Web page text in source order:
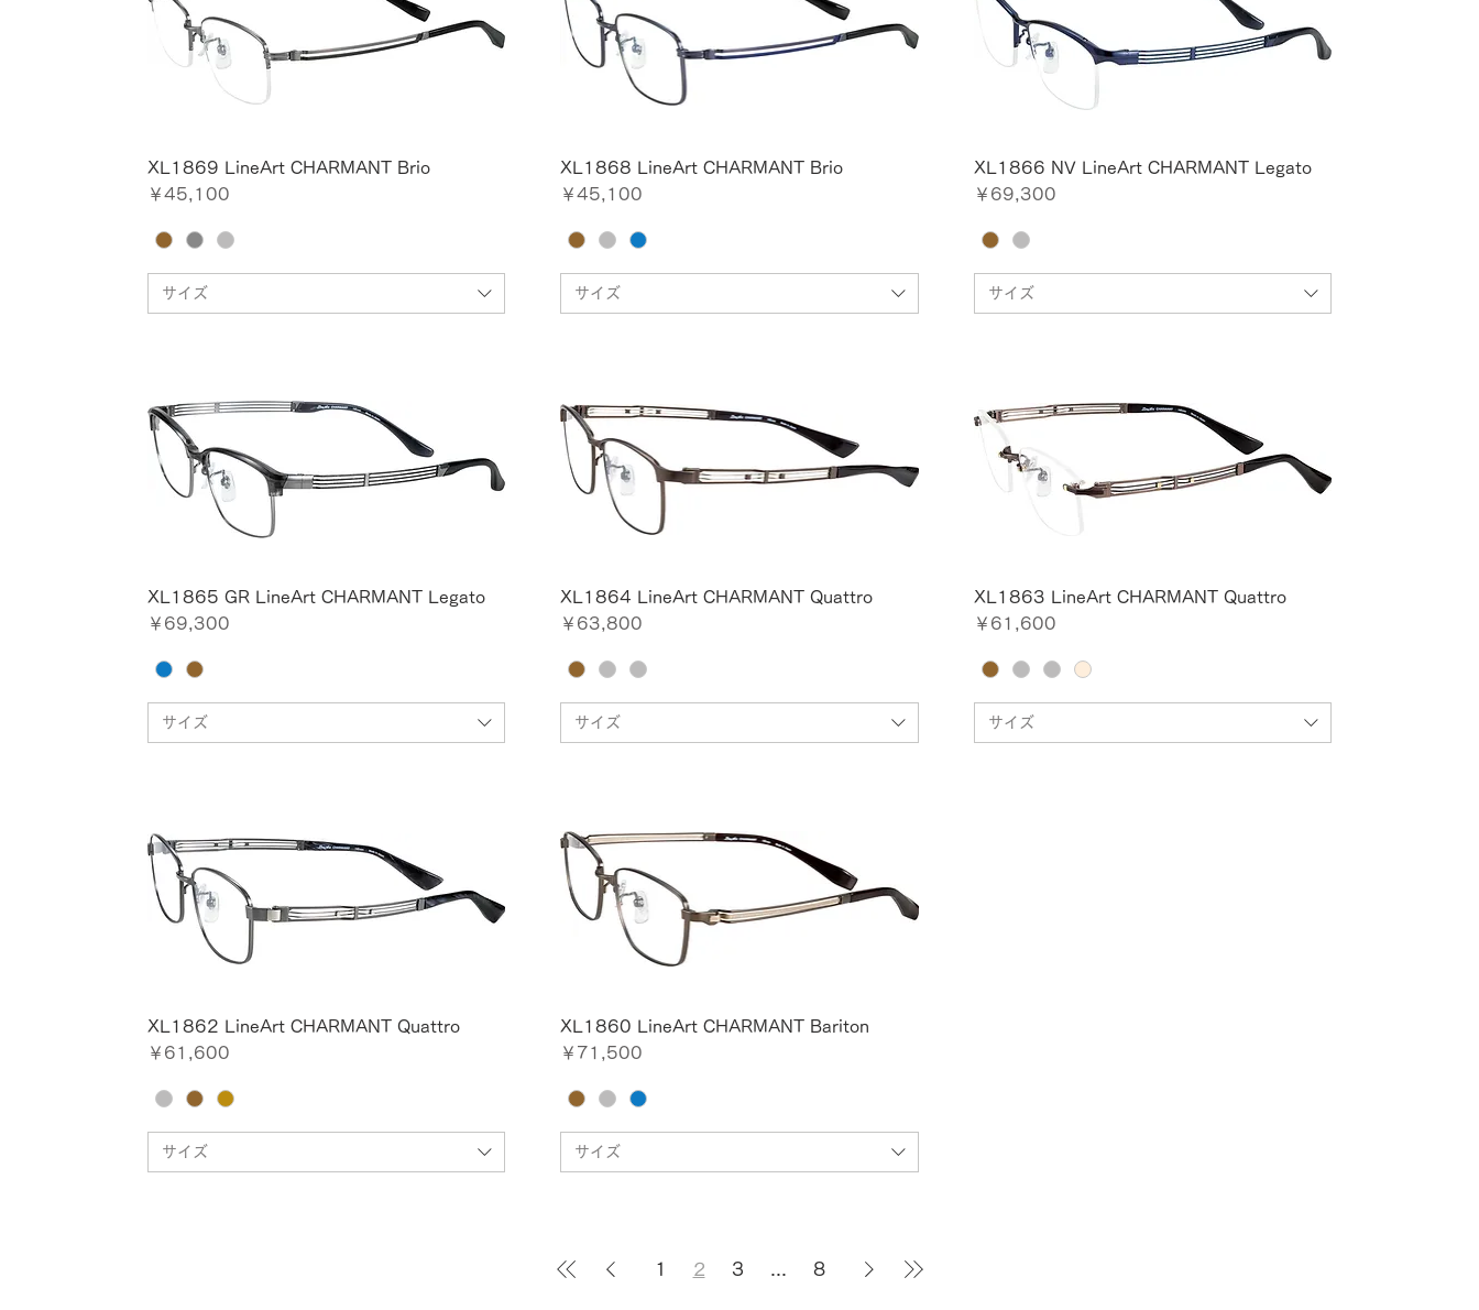
XL1869 LineArt CHARMANT Brio
価格
￥45,100
サイズ
XL1868 LineArt CHARMANT Brio
価格
￥45,100
サイズ
XL1866 NV LineArt CHARMANT Legato
価格
￥69,300
サイズ
XL1865 GR LineArt CHARMANT Legato
価格
￥69,300
サイズ
XL1864 LineArt CHARMANT Quattro
価格
￥63,800
サイズ
XL1863 LineArt CHARMANT Quattro
価格
￥61,600
サイズ
XL1862 LineArt CHARMANT Quattro
価格
￥61,600
サイズ
XL1860 LineArt CHARMANT Bariton
価格
￥71,500
サイズ
1 2 3 8